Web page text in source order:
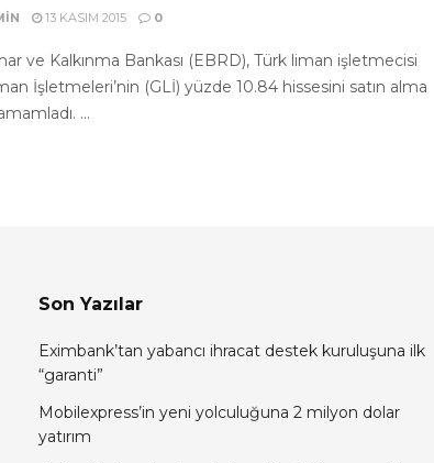
13 KASIM 2015 0
ve Kalkınma Bankası (EBRD), Türk liman işletmecisi
İşletmeleri’nin (GLİ) yüzde 10.84 hissesini satın alma
...
Son Yazılar
Eximbank’tan yabancı ihracat destek kuruluşuna ilk
“garanti”
Mobilexpress’in yeni yolculuğuna 2 milyon dolar
yatırım